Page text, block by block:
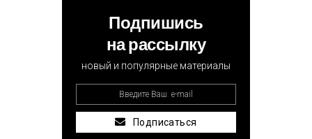
Подпишись
на рассылку
новый и популярные материалы
Подписаться